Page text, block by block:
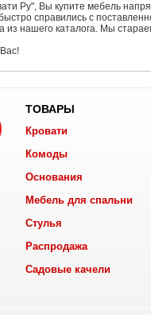
Ру", Вы купите мебель
справились с
из нашего каталога. Мы
ТОВАРЫ
Кровати
Комоды
Основания
Мебель для спальни
Стулья
Распродажа
Садовые качели